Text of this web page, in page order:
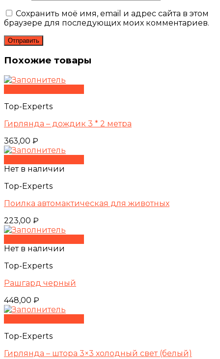
Сохранить моё имя, email и адрес сайта в этом
браузере для последующих моих комментариев.
Похожие товары
Top-Experts
Гирлянда – дождик 3 * 2 метра
363,00 ₽
Нет в наличии
Top-Experts
Поилка автомактическая для животных
223,00 ₽
Нет в наличии
Top-Experts
Рашгард черный
448,00 ₽
Top-Experts
Гирлянда – штора 3×3 холодный свет (белый)